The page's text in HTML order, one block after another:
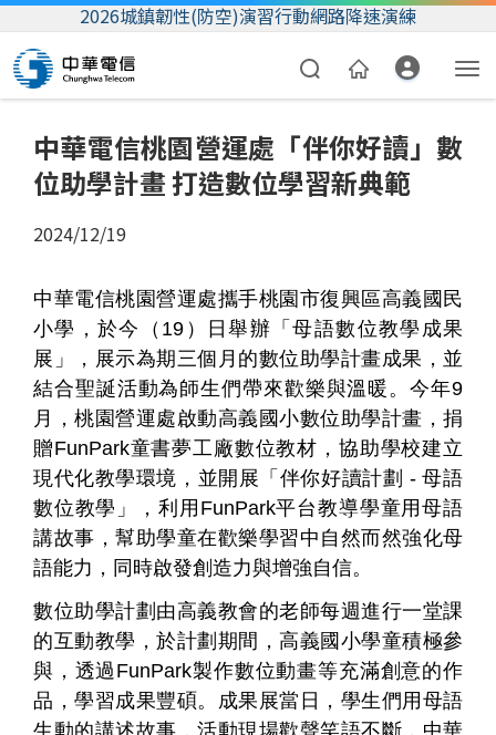
2026城鎮韌性(防空)演習行動網路降速演練
資費合約
帳單繳費
我的帳號
個
人
企
國
科
技
關
於
中華電信桃園營運處「伴你好讀」數
位助學計畫 打造數位學習新典範
2024/12/19
中華電信桃園營運處攜手桃園市復興區高義國民
小學，於今（19）日舉辦「母語數位教學成果
展」，展示為期三個月的數位助學計畫成果，並
結合聖誕活動為師生們帶來歡樂與溫暖。今年9
月，桃園營運處啟動高義國小數位助學計畫，捐
贈FunPark童書夢工廠數位教材，協助學校建立
現代化教學環境，並開展「伴你好讀計劃 - 母語
數位教學」，利用FunPark平台教導學童用母語
講故事，幫助學童在歡樂學習中自然而然強化母
語能力，同時啟發創造力與增強自信。
數位助學計劃由高義教會的老師每週進行一堂課
的互動教學，於計劃期間，高義國小學童積極參
與，透過FunPark製作數位動畫等充滿創意的作
品，學習成果豐碩。成果展當日，學生們用母語